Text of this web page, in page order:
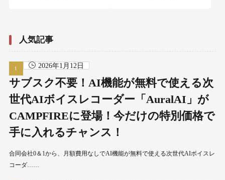
人気記事
2026年1月12日
サブスク不要！AI機能が無料で使える次
世代AIボイスレコーダー「AuralAI」が
CAMPFIREに登場！今だけの特別価格で
手に入れるチャンス！
合同会社0＆1から、月額費用なしでAI機能が無料で使える次世代AIボイスレ
コーダ……